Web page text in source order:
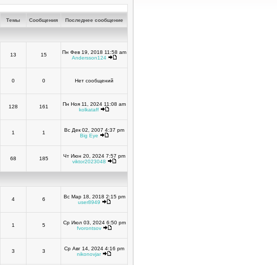
Темы Сообщения Последнее сообщение
13 15
Пн Фев 19, 2018 11:58 am
Andersson124
0 0 Нет сообщений
128 161
Пн Ноя 11, 2024 11:08 am
kolkataff
1 1
Вс Дек 02, 2007 4:37 pm
Big Eye
68 185
Чт Июн 20, 2024 7:57 pm
viktor2023048
4 6
Вс Мар 18, 2018 2:15 pm
user8949
1 5
Ср Июл 03, 2024 6:50 pm
fvorontsov
3 3
Ср Авг 14, 2024 4:16 pm
nikonovjar